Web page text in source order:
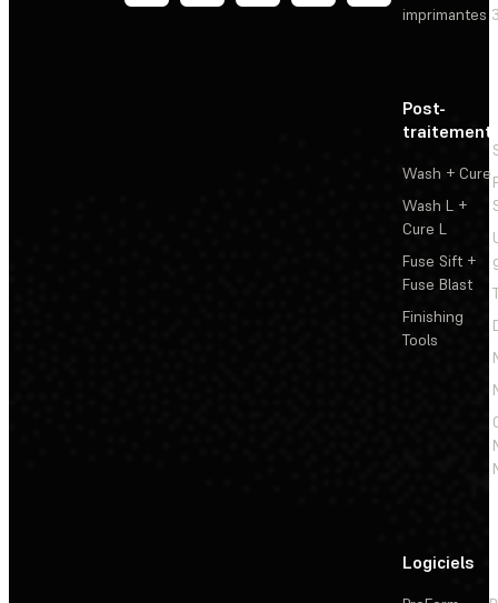
imprimantes
Post-
traitement
Wash + Cure
Wash L +
Cure L
Fuse Sift +
Fuse Blast
Finishing
Tools
Logiciels